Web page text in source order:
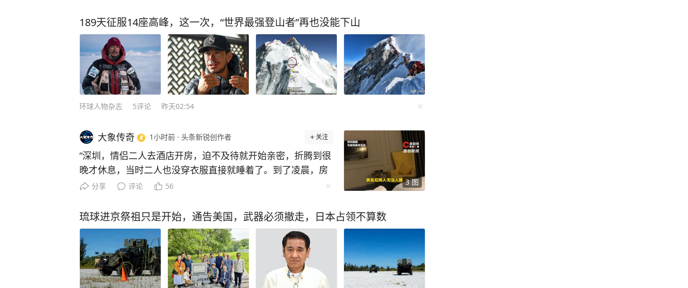
189天征服14座高峰，这一次，“世界最强登山者”再也没能下山
环球人物杂志 5评论 昨天02:54
3 图
大象传奇 1小时前 · 头条新锐创作者 关注
“深圳，情侣二人去酒店开房，迫不及待就开始亲密，折腾到很
晚才休息，当时二人也没穿衣服直接就睡着了。到了凌晨，房
门突然被刷开了，有个陌生男人直接闯进来，打开了屋内的
始哇哇哭，男友哄了三个小时才算入睡，之后找酒店协调处
理，酒店却一直不肯主动介入处理。” 一间房为什么会有两张
能开门的房卡？ 外出游玩最治愈的瞬间，莫过于结束一天的喧
闹，和心爱的人躲进专属的小房间，不用应付外界的琐碎，不
用迁就任何人，安安稳稳享受只属于彼此的静谧时光。 原本这
本该是一场温柔又甜蜜的出行，谁也想不到，好好的浪漫旅
分享 评论 56
琉球进京祭祖只是开始，通告美国，武器必须撤走，日本占领不算数